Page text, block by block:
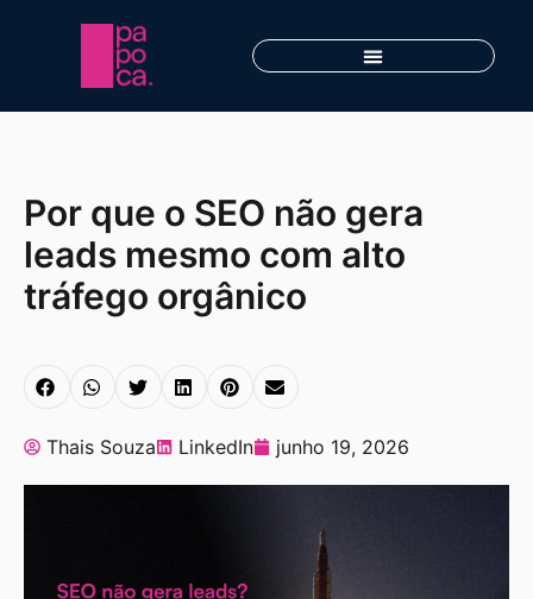
Por que o SEO não gera
leads mesmo com alto
tráfego orgânico
Thais Souza LinkedIn junho 19, 2026